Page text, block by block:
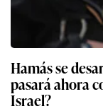
Hamás se
pasará ahora
Israel?